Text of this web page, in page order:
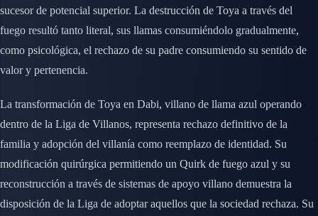
sucesor de potencial superior. La destrucción de Toya a través del
fuego resultó tanto literal, sus llamas consumiéndolo gradualmente,
como psicológica, el rechazo de su padre consumiendo su sentido de
valor y pertenencia.
La transformación de Toya en Dabi, villano de llama azul operando
dentro de la Liga de Villanos, representa rechazo definitivo de la
familia y adopción del villanía como reemplazo de identidad. Su
modificación quirúrgica permitiendo un Quirk de fuego azul y su
reconstrucción a través de sistemas de apoyo villano demuestra la
disposición de la Liga de adoptar aquellos que la sociedad rechaza. Su